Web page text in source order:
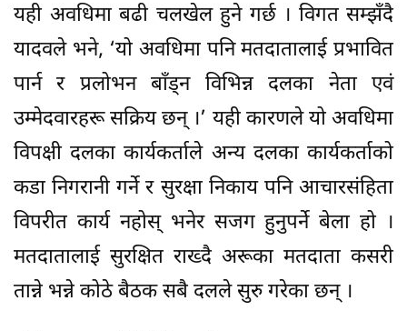
यही अवधिमा बढी चलखेल हुने गर्छ । विगत सम्झँदै
यादवले भने, ‘यो अवधिमा पनि मतदातालाई प्रभावित
पार्न र प्रलोभन बाँड्न विभिन्न दलका नेता एवं
उम्मेदवारहरू सक्रिय छन् ।’ यही कारणले यो अवधिमा
विपक्षी दलका कार्यकर्ताले अन्य दलका कार्यकर्ताको
कडा निगरानी गर्ने र सुरक्षा निकाय पनि आचारसंहिता
विपरीत कार्य नहोस् भनेर सजग हुनुपर्ने बेला हो ।
मतदातालाई सुरक्षित राख्दै अरूका मतदाता कसरी
तान्ने भन्ने कोठे बैठक सबै दलले सुरु गरेका छन् ।